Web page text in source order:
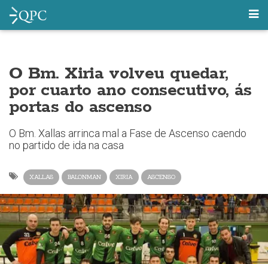
O Bm. Xiria volveu quedar,
por cuarto ano consecutivo, ás
portas do ascenso
O Bm. Xallas arrinca mal a Fase de Ascenso caendo
no partido de ida na casa
XALLAS BALONMAN XIRIA ASCENSO